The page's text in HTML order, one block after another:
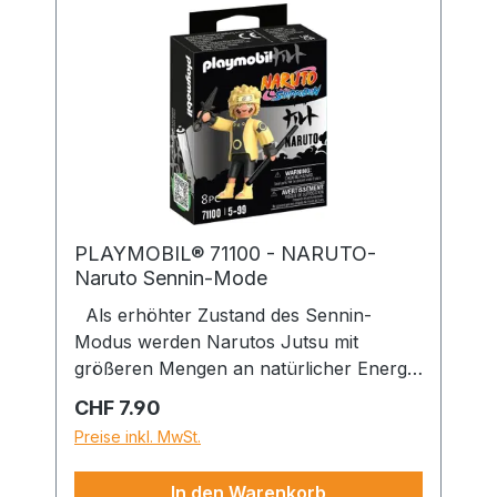
Hingucker in jeder Fanartikel-Vitrine. Das
PLAYMOBIL Set enthält NARUTO
SHIPPUDEN Charakter Killer Bee mit
Buch und Stift zum Notieren seiner
neuesten Songtexte.
PLAYMOBIL® 71100 - NARUTO-
Naruto Sennin-Mode
Als erhöhter Zustand des Sennin-
Modus werden Narutos Jutsu mit
größeren Mengen an natürlicher Energie
angereichert, um sie stärker zu machen.
Die erfolgreiche Zusammenarbeit von
PLAYMOBIL und NARUTO geht in die
Regulärer Preis:
CHF 7.90
Preise inkl. MwSt.
In den Warenkorb